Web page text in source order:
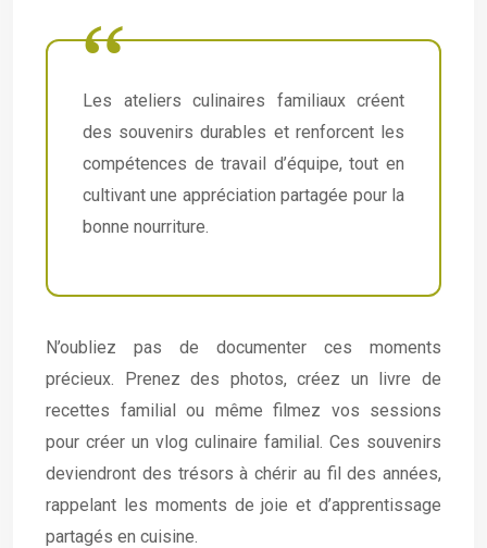
Les ateliers culinaires familiaux créent
des souvenirs durables et renforcent les
compétences de travail d’équipe, tout en
cultivant une appréciation partagée pour la
bonne nourriture.
N’oubliez pas de documenter ces moments
précieux. Prenez des photos, créez un livre de
recettes familial ou même filmez vos sessions
pour créer un vlog culinaire familial. Ces souvenirs
deviendront des trésors à chérir au fil des années,
rappelant les moments de joie et d’apprentissage
partagés en cuisine.